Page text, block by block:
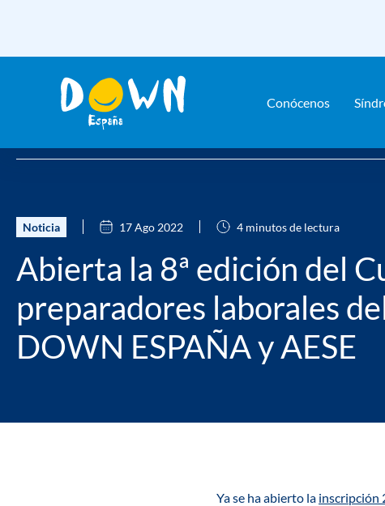
contenido
Conócenos
Noticia 17 Ago 2022 4 minutos de lectura
Abierta la 8ª edición del
preparadores laborales
DOWN ESPAÑA y AESE
Ya se ha abierto la inscripción